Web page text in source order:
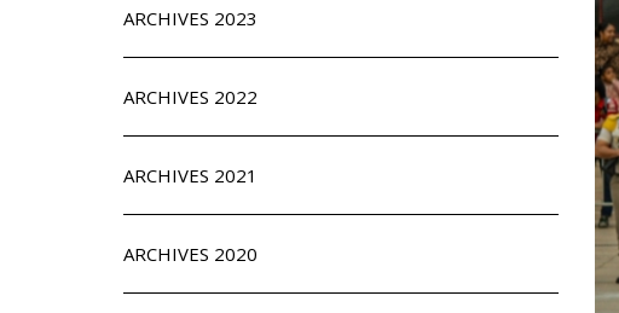
ARCHIVES 2023
ARCHIVES 2022
ARCHIVES 2021
ARCHIVES 2020